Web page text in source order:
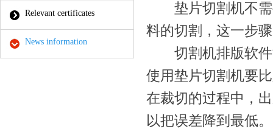
Relevant certificates
News information
垫片切割机不需
料的切割，这一步
切割机排版软件
使用垫片切割机要
在裁切的过程中，
以把误差降到最低。